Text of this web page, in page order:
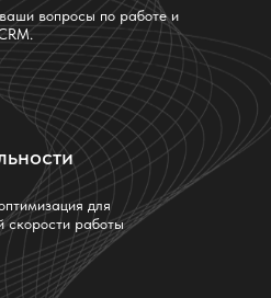
вопросы по работе и
для
скорости работы